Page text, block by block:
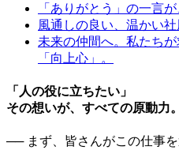
「ありがとう」の一言
風通しの良い、温かい社
未来の仲間へ。私たち
「向上心」。
「人の役に立ちたい」
その想いが、すべての原動力。
── まず、皆さんがこの仕事